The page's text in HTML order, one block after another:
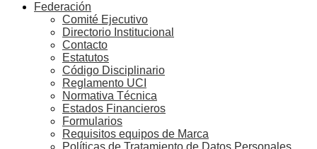
Federación
Comité Ejecutivo
Directorio Institucional
Contacto
Estatutos
Código Disciplinario
Reglamento UCI
Normativa Técnica
Estados Financieros
Formularios
Requisitos equipos de Marca
Políticas de Tratamiento de Datos Personales